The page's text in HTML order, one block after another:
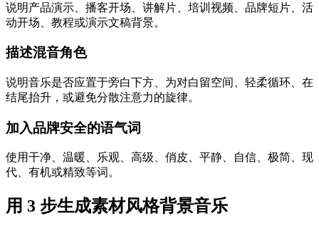
说明产品演示、播客开场、讲解片、培训视频、品牌短片、活
动开场、教程或演示文稿背景。
描述混音角色
说明音乐是否应置于旁白下方、为对白留空间、轻柔循环、在
结尾抬升，或避免分散注意力的旋律。
加入品牌安全的语气词
使用干净、温暖、乐观、高级、俏皮、平静、自信、极简、现
代、有机或精致等词。
用 3 步生成素材风格背景音乐